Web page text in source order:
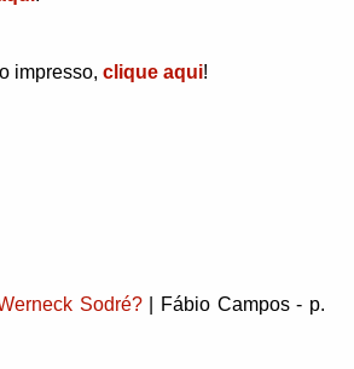
impresso, clique aqui!
Sodré?| Fábio Campos - p.